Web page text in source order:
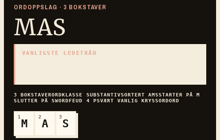
ORDOPPSLAG · 3 BOKSTAVER
MAS
VANLIGSTE LEDETRÅD
3 BOKSTAVERORDKLASSE SUBSTANTIVSORTERT AMSSTARTER PÅM
SLUTTER PÅSWORDFEUD 4 PSVÆRT VANLIG KRYSSORDORD
1
M
2
A
3
S